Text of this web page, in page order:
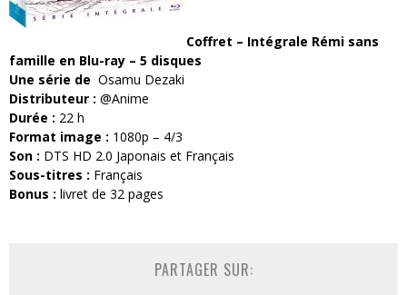
Coffret – Intégrale Rémi sans
famille en Blu-ray – 5 disques
Une série de Osamu Dezaki
Distributeur : @Anime
Durée : 22 h
Format image : 1080p – 4/3
Son : DTS HD 2.0 Japonais et Français
Sous-titres : Français
Bonus : livret de 32 pages
PARTAGER SUR: